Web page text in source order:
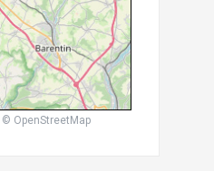
© OpenStreetMap